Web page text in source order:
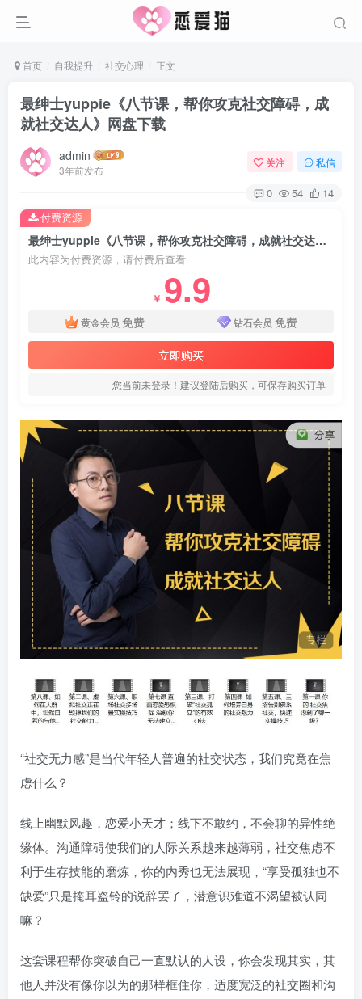
首页 自我提升 社交心理 正文
最绅士yuppie《八节课，帮你攻克社交障碍，成
就社交达人》网盘下载
admin
3年前发布
关注 私信
0 54 14
最绅士yuppie《八节课，帮你攻克社交障碍，成就社交达人》网盘下载
此内容为付费资源，请付费后查看
￥ 9.9
黄金会员 免费 钻石会员 免费
立即购买
您当前未登录！建议登陆后购买，可保存购买订单
付费资源
“社交无力感”是当代年轻人普遍的社交状态，我们究竟在焦
虑什么？
线上幽默风趣，恋爱小天才；线下不敢约，不会聊的异性绝
缘体。沟通障碍使我们的人际关系越来越薄弱，社交焦虑不
利于生存技能的磨炼，你的内秀也无法展现，“享受孤独也不
缺爱”只是掩耳盗铃的说辞罢了，潜意识难道不渴望被认同
嘛？
这套课程帮你突破自己一直默认的人设，你会发现其实，其
他人并没有像你以为的那样框住你，适度宽泛的社交圈和沟